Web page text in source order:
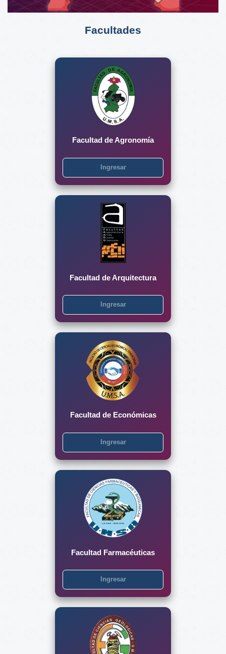
Facultades
Facultad de Agronomía
Ingresar
Facultad de Arquitectura
Ingresar
Facultad de Económicas
Ingresar
Facultad Farmacéuticas
Ingresar